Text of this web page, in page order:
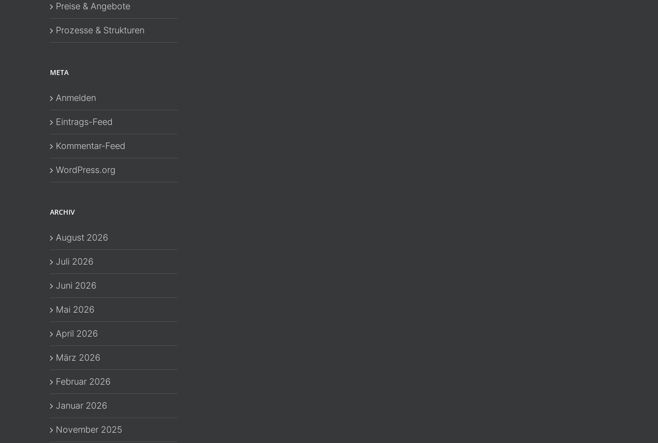
Preise & Angebote
Prozesse & Strukturen
META
Anmelden
Eintrags-Feed
Kommentar-Feed
WordPress.org
ARCHIV
August 2026
Juli 2026
Juni 2026
Mai 2026
April 2026
März 2026
Februar 2026
Januar 2026
November 2025